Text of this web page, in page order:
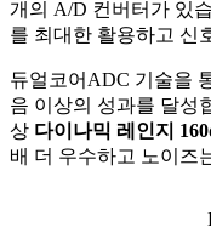
개의 A/D 컨버터가 있
를 최대한 활용하고 신
듀얼코어ADC 기술을
음 이상의 성과를 달성
상 다이나믹 레인지
배 더 우수하고 노이즈